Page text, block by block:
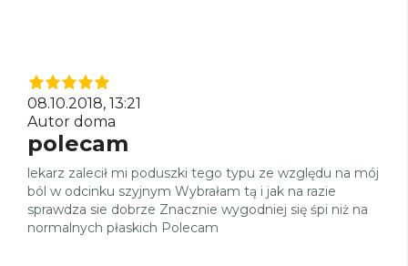
08.10.2018, 13:21
Autor doma
polecam
lekarz zalecił mi poduszki tego typu ze względu na mój
ból w odcinku szyjnym Wybrałam tą i jak na razie
sprawdza sie dobrze Znacznie wygodniej się śpi niż na
normalnych płaskich Polecam